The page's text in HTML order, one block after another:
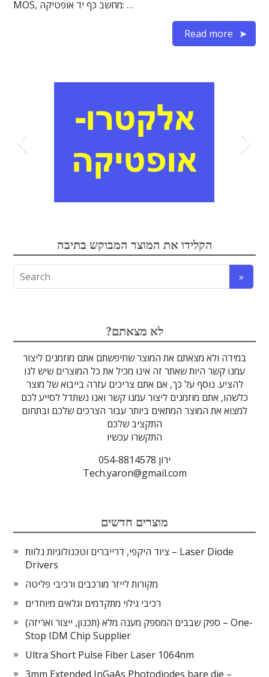
MOS, מחשב כף יד אופטיקה: …
Read more
אופטיקה
אופטומכניקה ובקרת תנועה
סיבים אופטיים
מקורות אור
מוליכי אור
לדים
הדמיה ומצלמות
גלאים וחיישנים
מסננים אופטיים
לייזרים ומוצרי בטיחות לייזר
גבישים
ספקטרוסקופיה
אלקטרוניקה
מיגון קרינה
עדשות
מתקנים לרפואה
טרה-הרץ
מוצרי קוורץ
זכוכיות וציפויים
מוצרים אחרים
הקלידו את המוצר המבוקש בתיבה
?לא מצאתם
במידה ולא מצאתם את המוצר שחיפשתם אתם מוזמנים ליצור
עמנו קשר היות שאתר זה אינו מכיל את כל המוצרים שיש לנו
להציע. נוסף על כך, אם אתם צריכים עזרה בייבוא של מוצר
כלשהו, אתם מוזמנים ליצור עמנו קשר ואנו נשתדל לסייע לכם
למצוא את המוצר המתאים ביותר עבור הצרכים שלכם ובתחום
התקציב שלכם
התקשרו עכשיו
ירון 054-8814578
Tech.yaron@gmail.com
מוצרים חדשים
ציוד היקפי, דרייברים וטכנולוגיות נלוות – Laser Diode
Drivers
מקורות לייזר מורכבים ורכיבי פליטה
רכיבי גילוי מתקדמים וגלאים מיוחדים
ספק שבבים המספק מענה מלא (תכנון, ייצור ואריזה) – One-
Stop IDM Chip Supplier
Ultra Short Pulse Fiber Laser 1064nm
3mm Extended InGaAs Photodiodes bare die –